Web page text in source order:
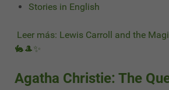
Stories in English
Leer más: Lewis Carroll and the
🐇🎩✨
Agatha Christie: The